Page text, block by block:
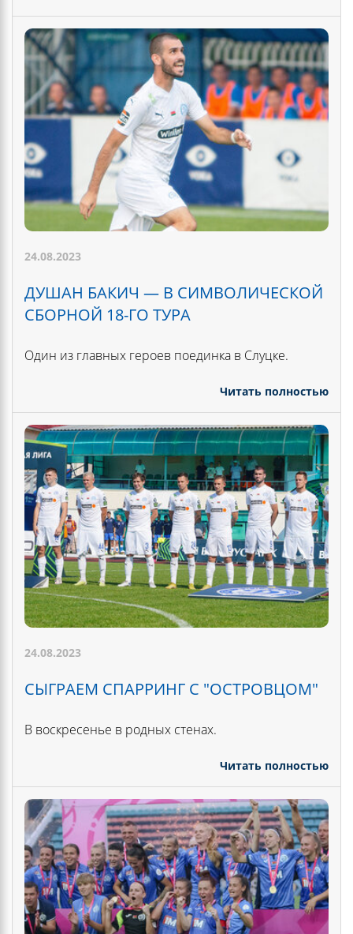
24.08.2023
ДУШАН БАКИЧ — В СИМВОЛИЧЕСКОЙ
СБОРНОЙ 18-ГО ТУРА
Один из главных героев поединка в Слуцке.
Читать полностью
24.08.2023
СЫГРАЕМ СПАРРИНГ С "ОСТРОВЦОМ"
В воскресенье в родных стенах.
Читать полностью